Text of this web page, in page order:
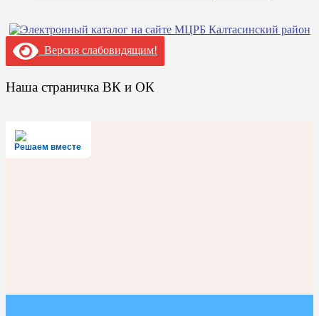
Версия слабовидящим!
Наша страничка ВК и ОК
Решаем вместе